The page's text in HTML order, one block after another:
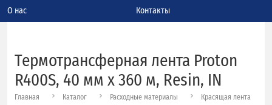
О нас Контакты
Термотрансферная лента Proton
R400S, 40 мм х 360 м, Resin, IN
Главная Каталог Расходные материалы
Красящая лента